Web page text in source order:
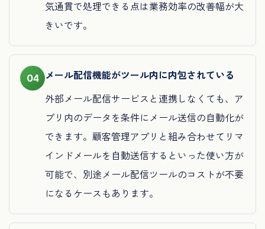
気通貫で処理できる点は業務効率の改善幅が大
きいです。
04
メール配信機能がツール内に内包されている
外部メール配信サービスと連携しなくても、ア
プリ内のデータを条件にメール送信の自動化が
できます。顧客管理アプリと組み合わせてリマ
インドメールを自動送信するといった使い方が
可能で、別途メール配信ツールのコストが不要
になるケースもあります。